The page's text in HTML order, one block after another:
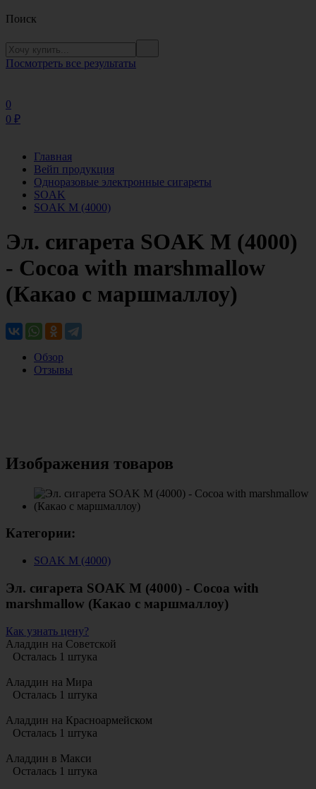
Поиск
Посмотреть все результаты
0
0 ₽
Главная
Вейп продукция
Одноразовые электронные сигареты
SOAK
SOAK M (4000)
Эл. сигарета SOAK M (4000)
- Cocoa with marshmallow
(Какао с маршмаллоу)
Обзор
Отзывы
Изображения товаров
Категории:
SOAK M (4000)
Эл. сигарета SOAK M (4000) - Cocoa with
marshmallow (Какао с маршмаллоу)
Как узнать цену?
Аладдин на Советской
Осталась 1 штука
Аладдин на Мира
Осталась 1 штука
Аладдин на Красноармейском
Осталась 1 штука
Аладдин в Макси
Осталась 1 штука